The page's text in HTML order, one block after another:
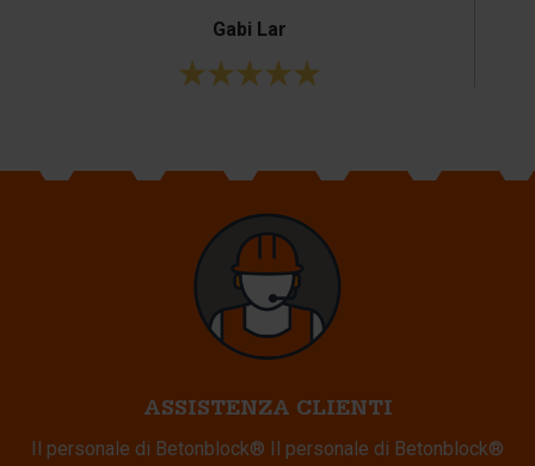
Gabi Lar
ASSISTENZA CLIENTI
Il personale di Betonblock® Il personale di Betonblock®